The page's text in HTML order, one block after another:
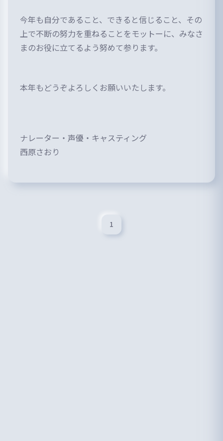
今年も自分であること、できると信じること、その
上で不断の努力を重ねることをモットーに、みなさ
まのお役に立てるよう努めて参ります。
本年もどうぞよろしくお願いいたします。
ナレーター・声優・キャスティング
西原さおり
1